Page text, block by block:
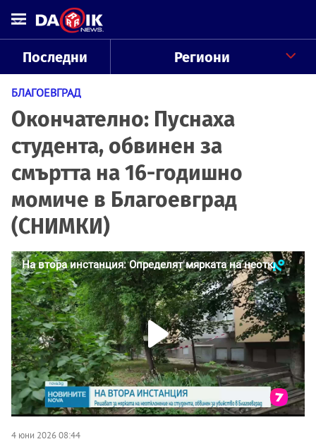
Последни Региони
БЛАГОЕВГРАД
Окончателно: Пуснаха
студента, обвинен за
смъртта на 16-годишно
момиче в Благоевград
(СНИМКИ)
4 юни 2026 08:44